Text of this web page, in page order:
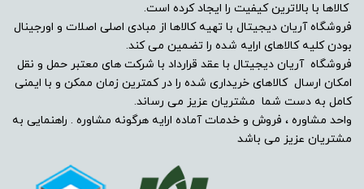
کالاها با بالاترین کیفیت را ایجاد کرده است.
فروشگاه آریان دیجیتال با تهیه کالاها از مبادی اصلی اصلات و اورجینال
بودن کلیه کالاهای ارایه شده را تضمین می کند.
فروشگاه آریان دیجیتال با عقد قرارداد با شرکت های معتبر حمل و نقل
امکان ارسال کالاهای خریداری شده را در کمترین زمان ممکن و با ایمنی
کامل به دست شما مشتریان عزیز می رساند.
واحد مشاوره ، فروش و خدمات آماده ارایه هرگونه مشاوره . راهنمایی به
مشتریان عزیز می باشد